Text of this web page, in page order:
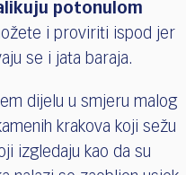
potonulom
i proviriti ispod jer
se i jata baraja.
dijelu u smjeru malog
krakova koji sežu
izgledaju kao da su